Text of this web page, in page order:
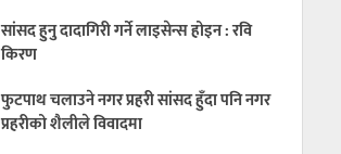
सांसद हुनु दादागिरी गर्ने लाइसेन्स होइन : रवि
किरण
फुटपाथ चलाउने नगर प्रहरी सांसद हुँदा पनि नगर
प्रहरीको शैलीले विवादमा